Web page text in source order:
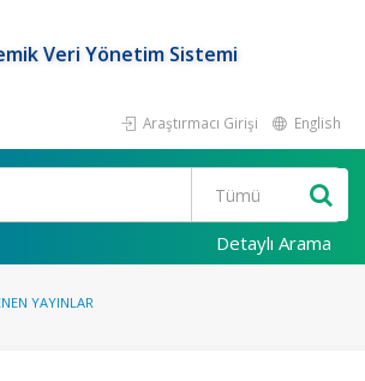
Veri Yönetim Sistemi
Araştırmacı Girişi English
Detaylı Arama
YAYINLAR